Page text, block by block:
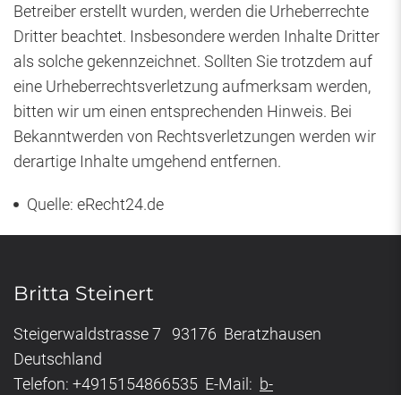
Betreiber erstellt wurden, werden die Urheberrechte
Dritter beachtet. Insbesondere werden Inhalte Dritter
als solche gekennzeichnet. Sollten Sie trotzdem auf
eine Urheberrechtsverletzung aufmerksam werden,
bitten wir um einen entsprechenden Hinweis. Bei
Bekanntwerden von Rechtsverletzungen werden wir
derartige Inhalte umgehend entfernen.
Quelle: eRecht24.de
Britta Steinert
Steigerwaldstrasse 7 93176 Beratzhausen
Deutschland
Telefon: +4915154866535 E-Mail: b-